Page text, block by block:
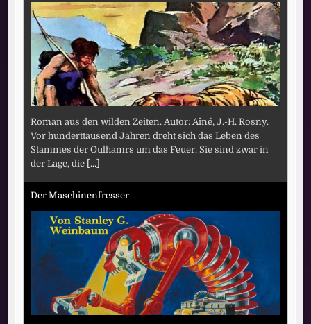
Roman aus den wilden Zeiten. Autor: Aîné, J.-H. Rosny.
Vor hunderttausend Jahren dreht sich das Leben des
Stammes der Oulhamrs um das Feuer. Sie sind zwar in
der Lage, die [...]
Der Maschinenfresser